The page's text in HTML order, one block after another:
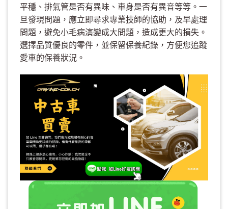
平穩、排氣管是否有異味、車身是否有異音等等。一
旦發現問題，應立即尋求專業技師的協助，及早處理
問題，避免小毛病演變成大問題，造成更大的損失。
選擇品質優良的零件，並保留保養紀錄，方便您追蹤
愛車的保養狀況。